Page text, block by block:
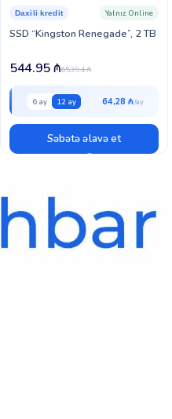
SSD “Kingston Renegade”, 2 TB
Daxili kredit Yalnız Online
653.94₼
544.95₼
6 ay 12 ay 64,28 ₼
Səbətə əlavə et